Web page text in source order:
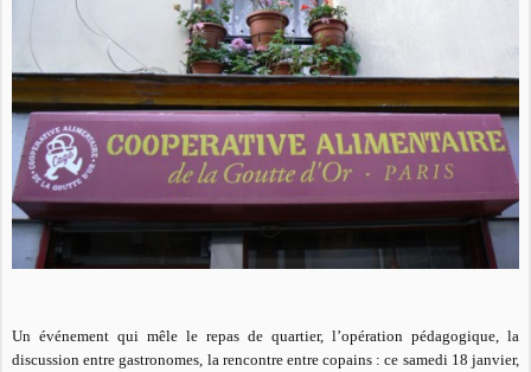
Un événement qui mêle le repas de quartier, l’opération pédagogique, la
discussion entre gastronomes, la rencontre entre copains : ce samedi 18 janvier,